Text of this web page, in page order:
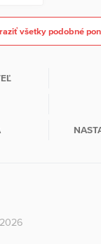
všetky podobné